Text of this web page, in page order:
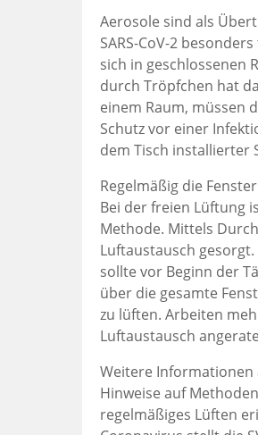
Aerosole sind als
SARS-CoV-2
sich in geschlossenen
durch Tröpfchen hat
einem Raum, müssen
Schutz vor einer
dem Tisch installierter
Regelmäßig die
Bei der freien Lüftung
Methode. Mittels
Luftaustausch
sollte vor Beginn der
über die gesamte
zu lüften. Arbeiten
Luftaustausch
Weitere Informationen
Hinweise auf
regelmäßiges Lüften